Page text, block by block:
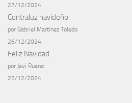
27/12/2024
Contraluz navideño.
por Gabriel Martínez Toledo
26/12/2024
Feliz Navidad
por Javi Ruano
25/12/2024